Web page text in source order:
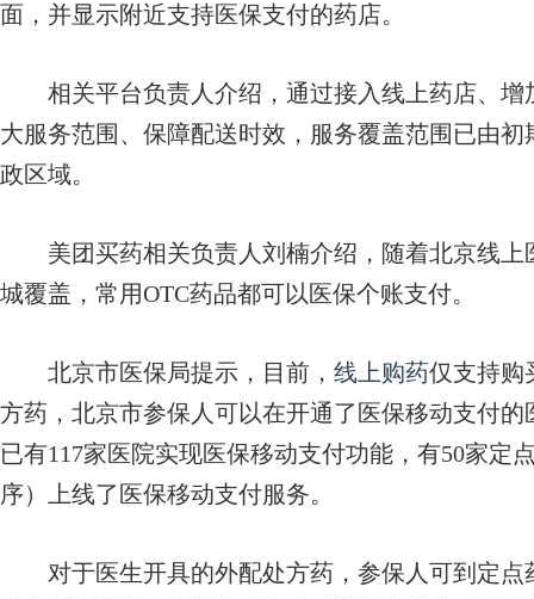
面，并显示附近支持医保支付的药店。
相关平台负责人介绍，通过接入线上药店、增
大服务范围、保障配送时效，服务覆盖范围已由
政区域。
美团买药相关负责人刘楠介绍，随着北京线上
城覆盖，常用OTC药品都可以医保个账支付。
北京市医保局提示，目前， 线上购药仅支持购
方药，北京市参保人可以在开通了医保移动支付
已有117家医院实现医保移动支付功能，有50家定
序）上线了医保移动支付服务。
对于医生开具的外配处方药，参保人可到定点